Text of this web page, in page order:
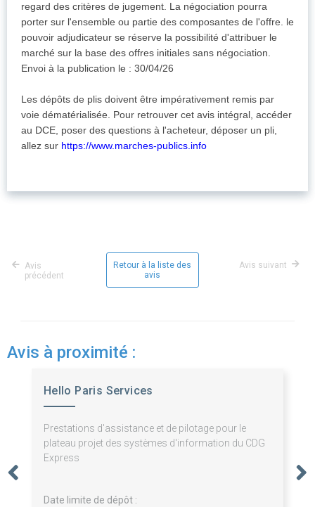
regard des critères de jugement. La négociation pourra
porter sur l'ensemble ou partie des composantes de l'offre. le
pouvoir adjudicateur se réserve la possibilité d'attribuer le
marché sur la base des offres initiales sans négociation.
Envoi à la publication le : 30/04/26
Les dépôts de plis doivent être impérativement remis par
voie dématérialisée. Pour retrouver cet avis intégral, accéder
au DCE, poser des questions à l'acheteur, déposer un pli,
allez sur https://www.marches-publics.info
Avis
précédent
Retour à la liste des
avis
Avis suivant
Avis à proximité :
Hello Paris Services
Prestations d'assistance et de pilotage pour le
plateau projet des systèmes d'information du CDG
Express
Date limite de dépôt :